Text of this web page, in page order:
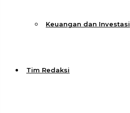
Keuangan dan Investasi
Tim Redaksi